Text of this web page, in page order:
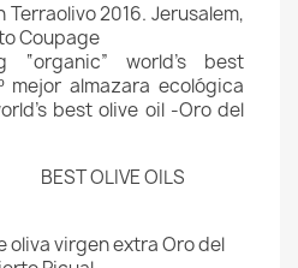
2016. Jerusalem,
Coupage
“organic” world’s best
mejor almazara ecológica
best olive oil -Oro del
OLIVE OILS